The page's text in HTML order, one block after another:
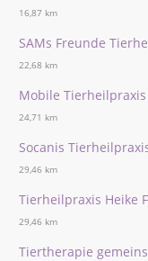
16,87 km
SAMs Freunde
22,68 km
Mobile
24,71 km
Socanis
29,46 km
Tierheilpraxis Heike
29,46 km
Tiertherapie